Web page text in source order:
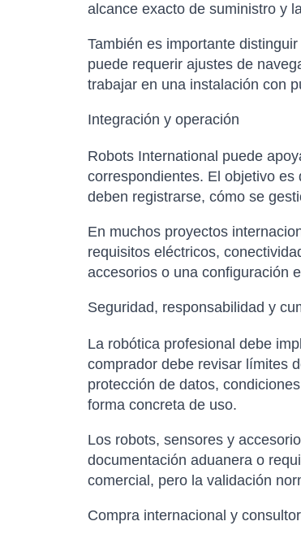
alcance exacto de suministro y
También es importante
puede requerir ajustes de
trabajar en una instalación con
Integración y operación
Robots International puede
correspondientes. El objetivo
deben registrarse, cómo se
En muchos proyectos
requisitos eléctricos,
accesorios o una configuración
Seguridad, responsabilidad y
La robótica profesional debe
comprador debe revisar límites
protección de datos,
forma concreta de uso.
Los robots, sensores y
documentación aduanera o
comercial, pero la validación
Compra internacional y